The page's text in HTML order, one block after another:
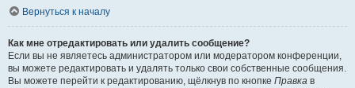
Вернуться к началу
Как мне отредактировать или удалить сообщение?
Если вы не являетесь администратором или модератором конференции,
вы можете редактировать и удалять только свои собственные сообщения.
Вы можете перейти к редактированию, щёлкнув по кнопке Правка в